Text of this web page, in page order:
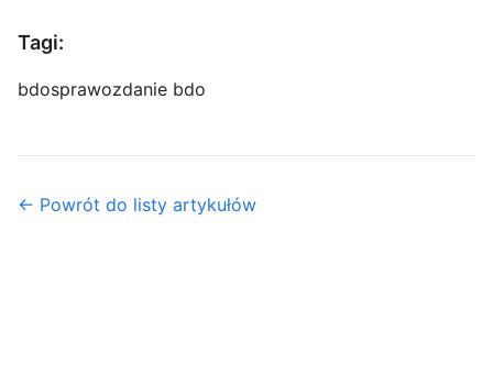
Tagi:
bdosprawozdanie bdo
← Powrót do listy artykułów